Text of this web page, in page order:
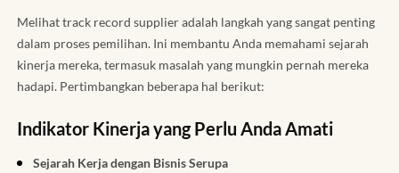
Melihat track record supplier adalah langkah yang sangat penting
dalam proses pemilihan. Ini membantu Anda memahami sejarah
kinerja mereka, termasuk masalah yang mungkin pernah mereka
hadapi. Pertimbangkan beberapa hal berikut:
Indikator Kinerja yang Perlu Anda Amati
Sejarah Kerja dengan Bisnis Serupa